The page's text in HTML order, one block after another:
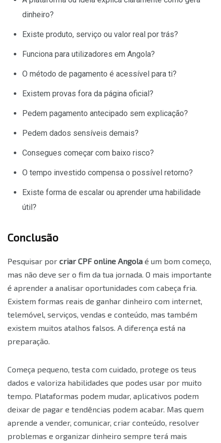
dinheiro?
Existe produto, serviço ou valor real por trás?
Funciona para utilizadores em Angola?
O método de pagamento é acessível para ti?
Existem provas fora da página oficial?
Pedem pagamento antecipado sem explicação?
Pedem dados sensíveis demais?
Consegues começar com baixo risco?
O tempo investido compensa o possível retorno?
Existe forma de escalar ou aprender uma habilidade
útil?
Conclusão
Pesquisar por criar CPF online Angola é um bom começo,
mas não deve ser o fim da tua jornada. O mais importante
é aprender a analisar oportunidades com cabeça fria.
Existem formas reais de ganhar dinheiro com internet,
telemóvel, serviços, vendas e conteúdo, mas também
existem muitos atalhos falsos. A diferença está na
preparação.
Começa pequeno, testa com cuidado, protege os teus
dados e valoriza habilidades que podes usar por muito
tempo. Plataformas podem mudar, aplicativos podem
deixar de pagar e tendências podem acabar. Mas quem
aprende a vender, comunicar, criar conteúdo, resolver
problemas e organizar dinheiro sempre terá mais